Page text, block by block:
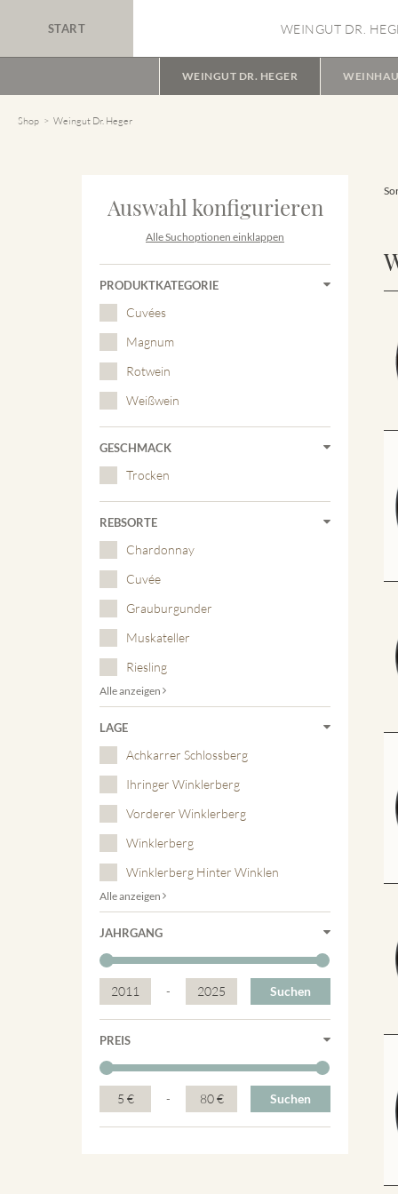
START WEINGUT DR.
WEINGUT DR. HEGER
Shop Weingut Dr. Heger
Auswahl konfigurieren
Alle Suchoptionen einklappen
PRODUKTKATEGORIE
Cuvées
Magnum
Rotwein
Weißwein
GESCHMACK
Trocken
REBSORTE
Chardonnay
Cuvée
Grauburgunder
Muskateller
Riesling
Alle anzeigen
LAGE
Achkarrer Schlossberg
Ihringer Winklerberg
Vorderer Winklerberg
Winklerberg
Winklerberg Hinter Winklen
Alle anzeigen
JAHRGANG
2011 - 2025 Suchen
PREIS
5 € - 80 € Suchen